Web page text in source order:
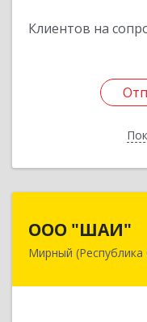
Клиентов на
ООО "ШАИ"
Мирный (Республика